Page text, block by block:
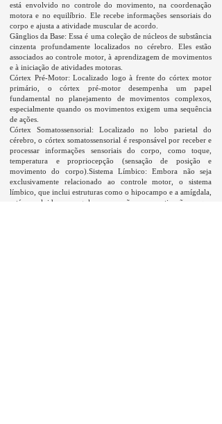
está envolvido no controle do movimento, na coordenação
motora e no equilíbrio. Ele recebe informações sensoriais do
corpo e ajusta a atividade muscular de acordo.
Gânglios da Base: Essa é uma coleção de núcleos de substância
cinzenta profundamente localizados no cérebro. Eles estão
associados ao controle motor, à aprendizagem de movimentos
e à iniciação de atividades motoras.
Córtex Pré-Motor: Localizado logo à frente do córtex motor
primário, o córtex pré-motor desempenha um papel
fundamental no planejamento de movimentos complexos,
especialmente quando os movimentos exigem uma sequência
de ações.
Córtex Somatossensorial: Localizado no lobo parietal do
cérebro, o córtex somatossensorial é responsável por receber e
processar informações sensoriais do corpo, como toque,
temperatura e propriocepção (sensação de posição e
movimento do corpo).Sistema Límbico: Embora não seja
exclusivamente relacionado ao controle motor, o sistema
límbico, que inclui estruturas como o hipocampo e a amígdala,
está envolvido em regular as emoções e a motivação, o que